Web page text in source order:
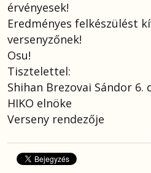
érvényesek!
Eredményes felkészülést
versenyzőnek!
Osu!
Tisztelettel:
Shihan Brezovai Sándor 6.
HIKO elnöke
Verseny rendezője